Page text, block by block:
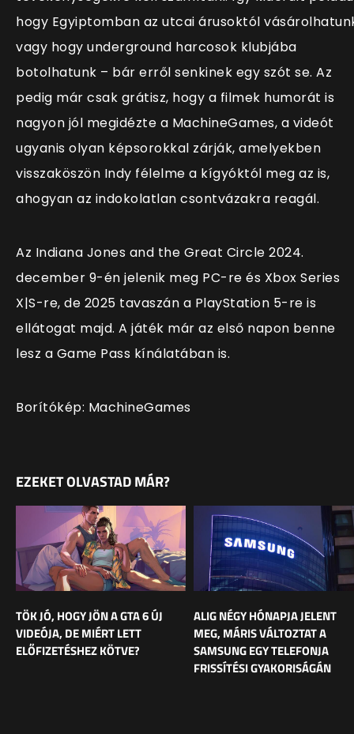
hogy Egyiptomban az utcai árusoktól
vagy hogy underground harcosok klubjába
botolhatunk – bár erről senkinek egy szót se. Az
pedig már csak grátisz, hogy a filmek humorát is
nagyon jól megidézte a MachineGames, a videót
ugyanis olyan képsorokkal zárják, amelyekben
visszaköszön Indy félelme a kígyóktól meg az is,
ahogyan az indokolatlan csontvázakra reagál.
Az Indiana Jones and the Great Circle 2024.
december 9-én jelenik meg PC-re és Xbox Series
X|S-re, de 2025 tavaszán a PlayStation 5-re is
ellátogat majd. A játék már az első napon benne
lesz a Game Pass kínálatában is.
Borítókép: MachineGames
EZEKET OLVASTAD MÁR?
TÖK JÓ, HOGY JÖN A GTA 6 ÚJ
VIDEÓJA, DE MIÉRT LETT
ELŐFIZETÉSHEZ KÖTVE?
ALIG NÉGY HÓNAPJA JELENT
MEG, MÁRIS VÁLTOZTAT A
SAMSUNG EGY TELEFONJA
FRISSÍTÉSI GYAKORISÁGÁN